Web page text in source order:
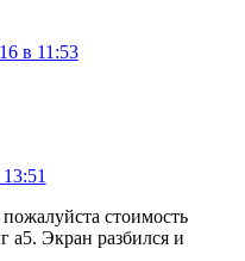
в 11:53
стоимость
а5. Экран разбился и